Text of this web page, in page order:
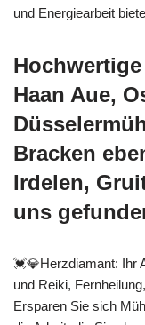
und Energiearbeit
Haan Aue,
Bracken
Irdelen,
uns
💓️💎Herzdiamant: Ihr
und Reiki,
Ersparen Sie sich